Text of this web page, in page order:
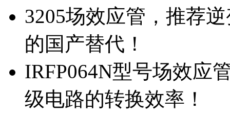
3205场效应管，推荐
的国产替代！
IRFP064N型号场效应
级电路的转换效率！